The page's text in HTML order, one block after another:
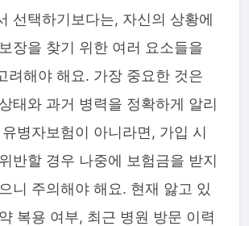
선택하기보다는, 자신의 상황에
장을 찾기 위한 여러 요소들을
려해야 해요. 가장 중요한 것은
태와 과거 병력을 정확하게 알리
병자보험이 아니라면, 가입 시
반할 경우 나중에 보험금을 받지
니 주의해야 해요. 현재 앓고 있
복용 여부, 최근 병원 방문 이력